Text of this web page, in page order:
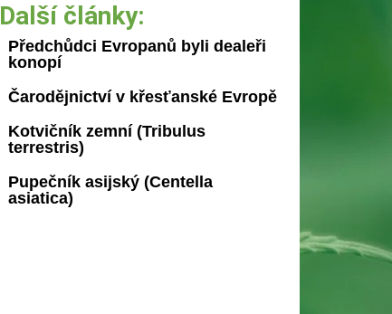
Další články:
Předchůdci Evropanů byli dealeři
konopí
Čarodějnictví v křesťanské Evropě
Kotvičník zemní (Tribulus
terrestris)
Pupečník asijský (Centella
asiatica)